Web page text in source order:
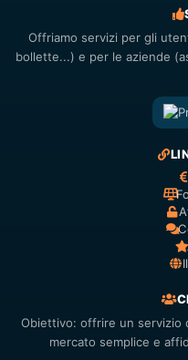
Offriamo servizi per gli
bollette...) e per le aziende
Obiettivo: offrire un servizio
mercato semplice e